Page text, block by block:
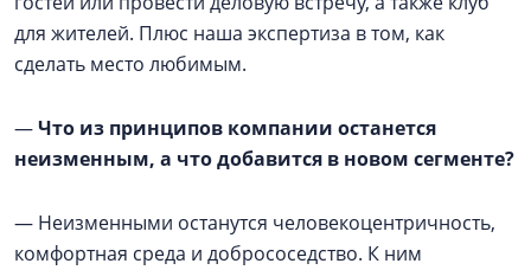
для жителей. Плюс наша экспертиза в том, как
сделать место любимым.
—Что из принципов компании останется
неизменным, а что добавится в новом сегменте?
— Неизменными останутся человекоцентричность,
комфортная среда и добрососедство. К ним